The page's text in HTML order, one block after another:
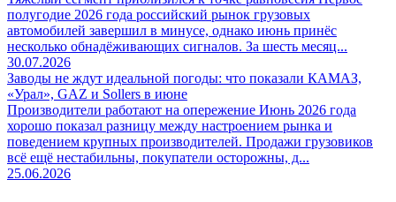
полугодие 2026 года российский рынок грузовых
автомобилей завершил в минусе, однако июнь принёс
несколько обнадёживающих сигналов. За шесть месяц...
30.07.2026
Заводы не ждут идеальной погоды: что показали КАМАЗ,
«Урал», GAZ и Sollers в июне
Производители работают на опережение Июнь 2026 года
хорошо показал разницу между настроением рынка и
поведением крупных производителей. Продажи грузовиков
всё ещё нестабильны, покупатели осторожны, д...
25.06.2026